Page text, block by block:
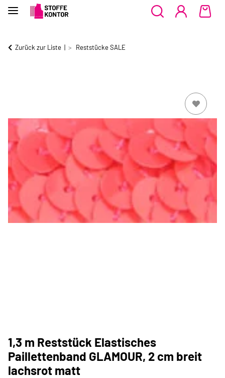
Zurück zur Liste Reststücke SALE
1,3 m Reststück Elastisches
Paillettenband GLAMOUR, 2 cm breit
lachsrot matt